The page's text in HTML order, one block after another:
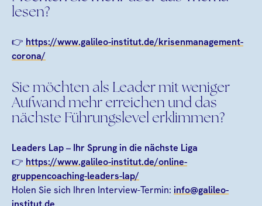
lesen?
👉 https://www.galileo-institut.de/krisenmanagement-
corona/
Sie möchten als Leader mit weniger
Aufwand mehr erreichen und das
nächste Führungslevel erklimmen?
Leaders Lap – Ihr Sprung in die nächste Liga
👉 https://www.galileo-institut.de/online-
gruppencoaching-leaders-lap/
Holen Sie sich Ihren Interview-Termin: info@galileo-